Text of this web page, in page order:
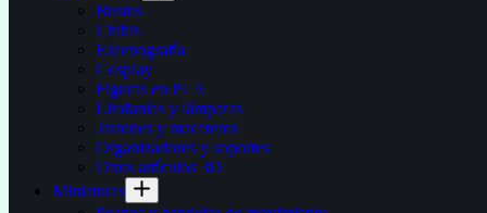
Bustos
Chibis
Escenografía
Cosplay
Figuras en PLA
Litofanías y lámparas
Jarrones y maceteros
Organizadores y soportes
Otros artículos 3D
Miniaturas